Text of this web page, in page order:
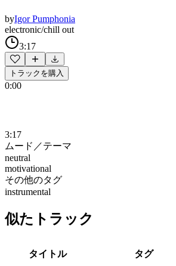
byIgor Pumphonia
electronic/chill out
3:17
トラックを購入
0:00
3:17
ムード／テーマ
neutral
motivational
その他のタグ
instrumental
似たトラック
タイトル タグ